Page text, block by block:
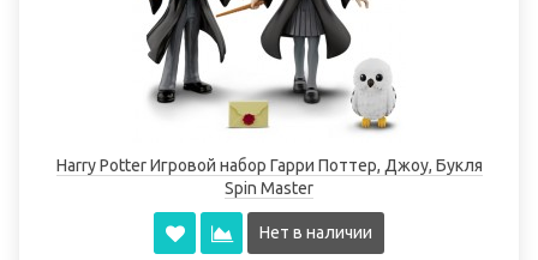
Harry Potter Игровой набор Гарри Поттер, Джоу, Букля
Spin Master
Нет в наличии